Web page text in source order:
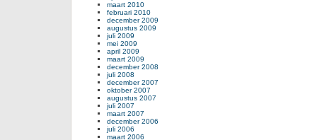
maart 2010
februari 2010
december 2009
augustus 2009
juli 2009
mei 2009
april 2009
maart 2009
december 2008
juli 2008
december 2007
oktober 2007
augustus 2007
juli 2007
maart 2007
december 2006
juli 2006
maart 2006